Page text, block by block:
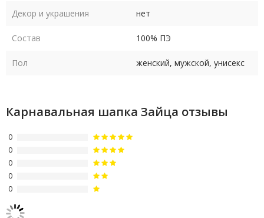
Декор и украшения нет
Состав 100% ПЭ
Пол женский, мужской, унисекс
Карнавальная шапка Зайца отзывы
0
0
0
0
0